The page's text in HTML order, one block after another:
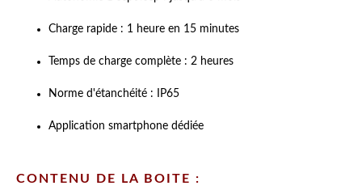
Charge rapide : 1 heure en 15 minutes
Temps de charge complète : 2 heures
Norme d'étanchéité : IP65
Application smartphone dédiée
CONTENU DE LA BOITE :